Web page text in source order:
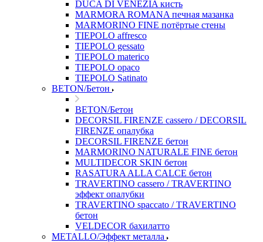
DUCA DI VENEZIA кисть
MARMORA ROMANA печная мазанка
MARMORINO FINE потёртые стены
TIEPOLO affresco
TIEPOLO gessato
TIEPOLO materico
TIEPOLO opaco
TIEPOLO Satinato
BETON/Бетон
BETON/Бетон
DECORSIL FIRENZE cassero / DECORSIL
FIRENZE опалубка
DECORSIL FIRENZE бетон
MARMORINO NATURALE FINE бетон
MULTIDECOR SKIN бетон
RASATURA ALLA CALCE бетон
TRAVERTINO cassero / TRAVERTINO
эффект опалубки
TRAVERTINO spaccato / TRAVERTINO
бетон
VELDECOR бахилатто
METALLO/Эффект металла